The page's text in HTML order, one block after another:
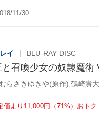
11/30
イ BLU-RAY DISC
召喚少女の奴隷魔術
価より11,000円（71%）おトク